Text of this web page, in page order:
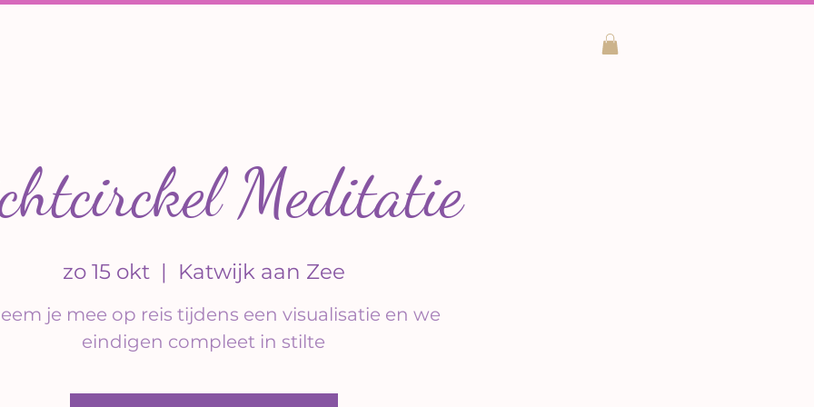
Meditatie
zo 15 okt
  |
Katwijk aan Zee
je mee op reis tijdens een visualisatie en we
eindigen compleet in stilte